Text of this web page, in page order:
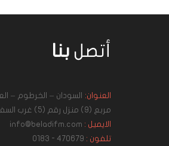
أتصل بنا
العنوان:
مربع (9) منزل رقم (5) غرب السفارة السعودية
الايميل :
تلفون :